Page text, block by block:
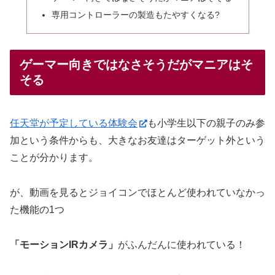
専用コントローラーの製造もたやすくなる?
ゲーマー向きではなさそうだがマニアはそ
そる
任天堂が予定している体験会
も小学生以下の親子のみ参
加という条件からも、大きなお友達はターゲット外という
ことが分かります。
が、動画を見るとジョイコンでほとんど使われていなかっ
た機能の1つ
「モーションIRカメラ」 がふんだんに使われている！